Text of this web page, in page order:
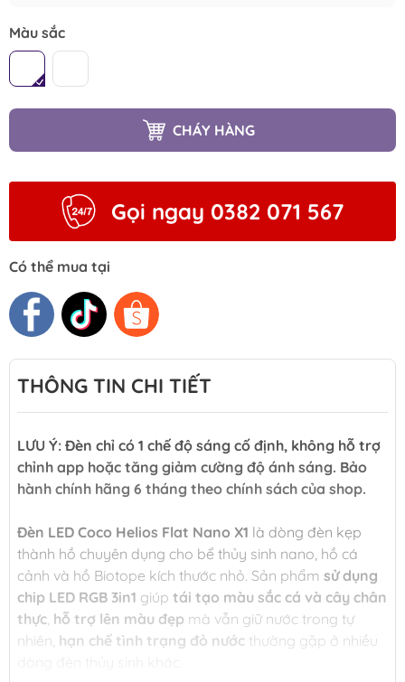
Màu sắc
CHÁY HÀNG
Gọi ngay 0382 071 567
Có thể mua tại
THÔNG TIN CHI TIẾT
LƯU Ý: Đèn chỉ có 1 chế độ sáng cố định, không hỗ trợ
chỉnh app hoặc tăng giảm cường độ ánh sáng. Bảo
hành chính hãng 6 tháng theo chính sách của shop.
Đèn LED Coco Helios Flat Nano X1 là dòng đèn kẹp
thành hồ chuyên dụng cho bể thủy sinh nano, hồ cá
cảnh và hồ Biotope kích thước nhỏ. Sản phẩm sử dụng
chip LED RGB 3in1 giúp tái tạo màu sắc cá và cây chân
thực, hỗ trợ lên màu đẹp mà vẫn giữ nước trong tự
nhiên, hạn chế tình trạng đỏ nước thường gặp ở nhiều